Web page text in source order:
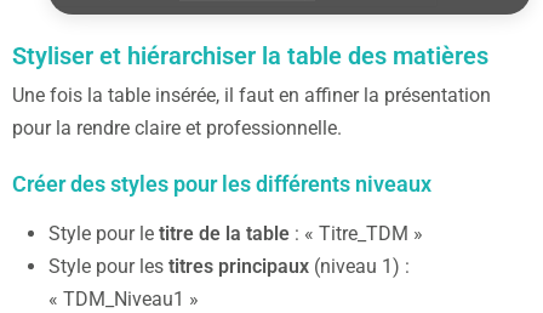
Styliser et hiérarchiser la table des matières
Une fois la table insérée, il faut en affiner la présentation
pour la rendre claire et professionnelle.
Créer des styles pour les différents niveaux
Style pour le titre de la table : « Titre_TDM »
Style pour les titres principaux (niveau 1) :
« TDM_Niveau1 »